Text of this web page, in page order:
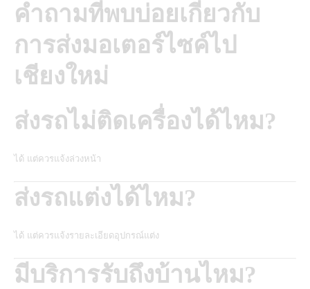
คำถามที่พบบ่อยเกี่ยวกับ
การส่งมอเตอร์ไซค์ไป
เชียงใหม่
ส่งรถไม่ติดเครื่องได้ไหม?
ได้ แต่ควรแจ้งล่วงหน้า
ส่งรถแต่งได้ไหม?
ได้ แต่ควรแจ้งรายละเอียดอุปกรณ์แต่ง
มีบริการรับถึงบ้านไหม?